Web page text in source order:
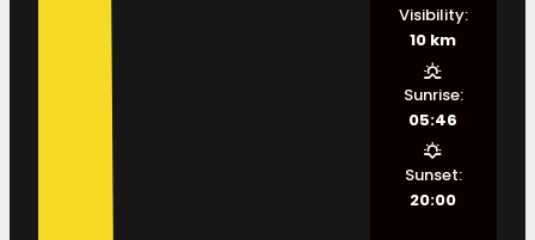
Visibility:
10 km
Sunrise:
05:46
Sunset:
20:00